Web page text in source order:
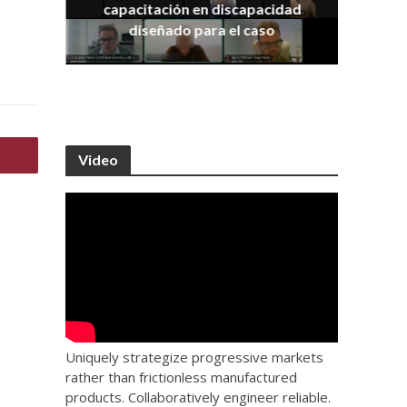
capacitación en discapacidad
diseñado para el caso
Video
Uniquely strategize progressive markets
rather than frictionless manufactured
products. Collaboratively engineer reliable.